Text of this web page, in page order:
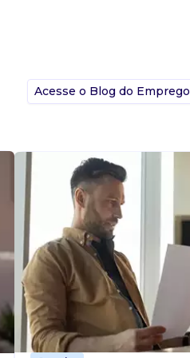
Acesse o Blog do Emprego